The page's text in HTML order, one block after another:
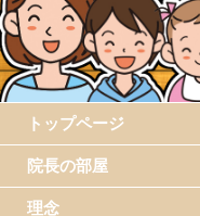
トップページ
院長の部屋
理念